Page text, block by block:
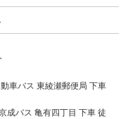
車バス 東綾瀬郵便局 下車
成バス 亀有四丁目 下車 徒